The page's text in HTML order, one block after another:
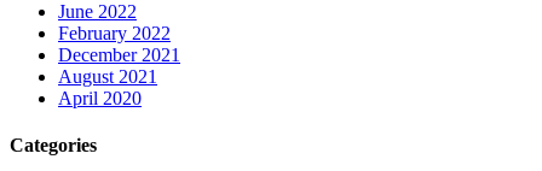
June 2022
February 2022
December 2021
August 2021
April 2020
Categories